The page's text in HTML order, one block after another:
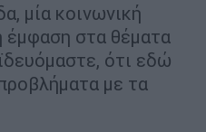
μία κοινωνική
έμφαση στα θέματα
ότι εδώ
με τα